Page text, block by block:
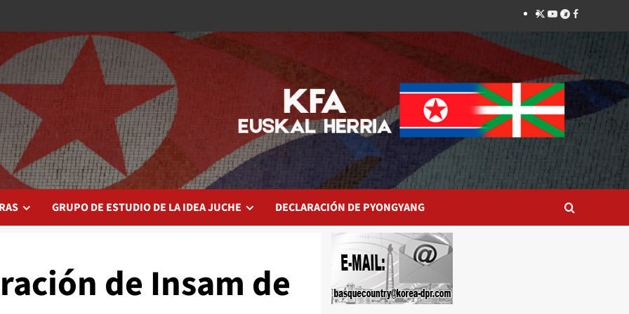
Twitter
YouTube
Telegram
Facebook
GRUPO DE ESTUDIO DE LA IDEA JUCHE DECLARACIÓN DE PYONGYANG
de Insam de